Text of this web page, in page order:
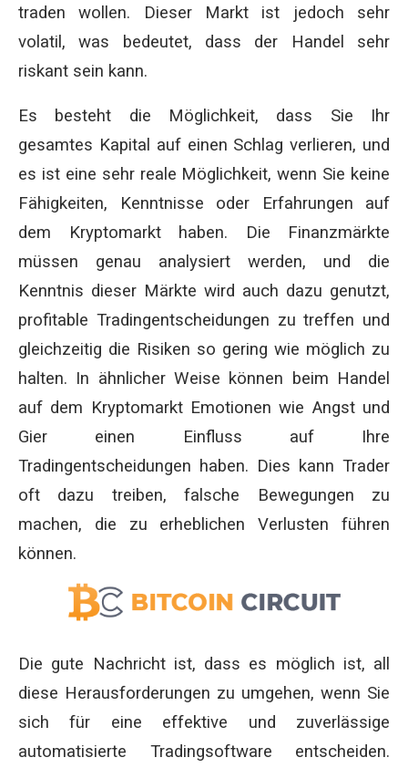
traden wollen. Dieser Markt ist jedoch sehr
volatil, was bedeutet, dass der Handel sehr
riskant sein kann.
Es besteht die Möglichkeit, dass Sie Ihr
gesamtes Kapital auf einen Schlag verlieren, und
es ist eine sehr reale Möglichkeit, wenn Sie keine
Fähigkeiten, Kenntnisse oder Erfahrungen auf
dem Kryptomarkt haben. Die Finanzmärkte
müssen genau analysiert werden, und die
Kenntnis dieser Märkte wird auch dazu genutzt,
profitable Tradingentscheidungen zu treffen und
gleichzeitig die Risiken so gering wie möglich zu
halten. In ähnlicher Weise können beim Handel
auf dem Kryptomarkt Emotionen wie Angst und
Gier einen Einfluss auf Ihre
Tradingentscheidungen haben. Dies kann Trader
oft dazu treiben, falsche Bewegungen zu
machen, die zu erheblichen Verlusten führen
können.
Die gute Nachricht ist, dass es möglich ist, all
diese Herausforderungen zu umgehen, wenn Sie
sich für eine effektive und zuverlässige
automatisierte Tradingsoftware entscheiden.